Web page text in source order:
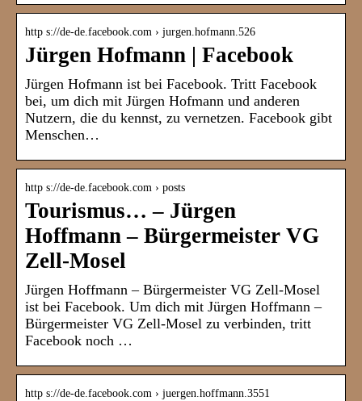
http s://de-de.facebook.com › jurgen.hofmann.526
Jürgen Hofmann | Facebook
Jürgen Hofmann ist bei Facebook. Tritt Facebook
bei, um dich mit Jürgen Hofmann und anderen
Nutzern, die du kennst, zu vernetzen. Facebook gibt
Menschen…
http s://de-de.facebook.com › posts
Tourismus… – Jürgen
Hoffmann – Bürgermeister VG
Zell-Mosel
Jürgen Hoffmann – Bürgermeister VG Zell-Mosel
ist bei Facebook. Um dich mit Jürgen Hoffmann –
Bürgermeister VG Zell-Mosel zu verbinden, tritt
Facebook noch …
http s://de-de.facebook.com › juergen.hoffmann.3551